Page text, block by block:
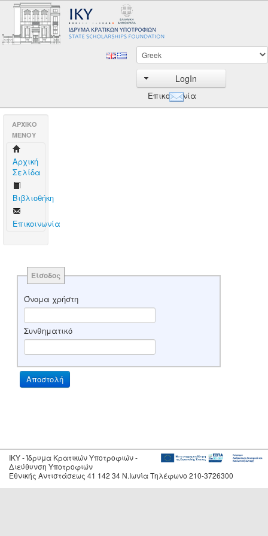
LogIn
Επικοινωνία
AΡΧΙΚΟ
ΜΕΝΟΥ
Aρχική
Σελίδα
Βιβλιοθήκη
Επικοινωνία
Είσοδος
Όνομα χρήστη
Συνθηματικό
IKY - Ίδρυμα Κρατικών Υποτροφιών -
Διεύθυνση Υποτροφιών
Εθνικής Αντιστάσεως 41 142 34 Ν.Ιωνία Τηλέφωνο 210-3726300